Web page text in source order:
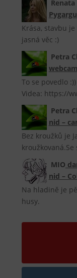
Krása, stavbu
jasná věc :)
Petra
webcam
To se povedlo
Videa: https://
Petra
nid –
Bez kroužků je
MIO
nid –
Na hladině je
husy.